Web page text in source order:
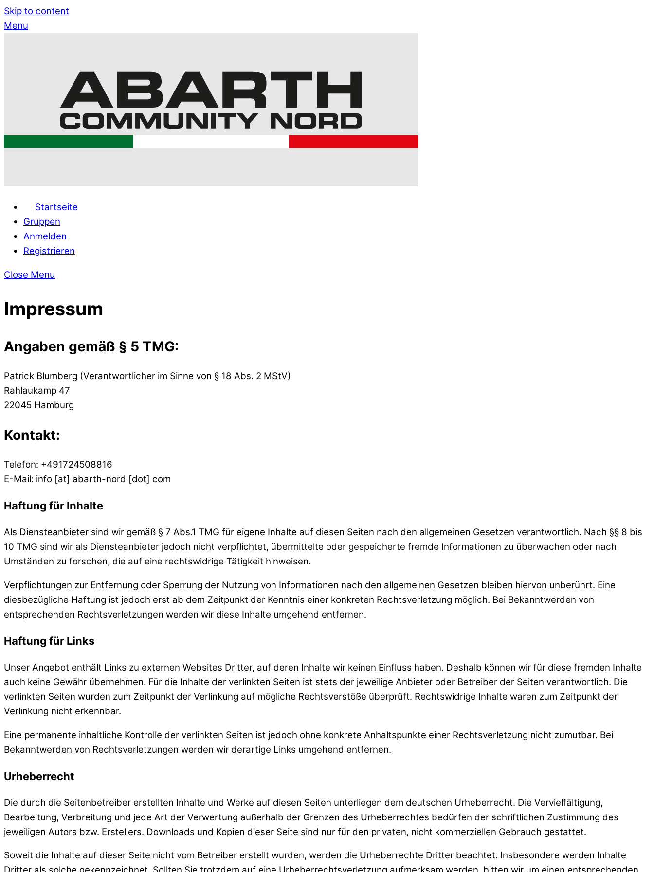
Skip to content
Menu
Startseite
Gruppen
Anmelden
Registrieren
Close Menu
Impressum
Angaben gemäß § 5 TMG:
Patrick Blumberg (Verantwortlicher im Sinne von § 18 Abs. 2 MStV)
Rahlaukamp 47
22045 Hamburg
Kontakt:
Telefon: +491724508816
E-Mail: info [at] abarth-nord [dot] com
Haftung für Inhalte
Als Diensteanbieter sind wir gemäß § 7 Abs.1 TMG für eigene Inhalte auf diesen Seiten nach den allgemeinen Gesetzen verantwortlich. Nach §§ 8 bis
10 TMG sind wir als Diensteanbieter jedoch nicht verpflichtet, übermittelte oder gespeicherte fremde Informationen zu überwachen oder nach
Umständen zu forschen, die auf eine rechtswidrige Tätigkeit hinweisen.
Verpflichtungen zur Entfernung oder Sperrung der Nutzung von Informationen nach den allgemeinen Gesetzen bleiben hiervon unberührt. Eine
diesbezügliche Haftung ist jedoch erst ab dem Zeitpunkt der Kenntnis einer konkreten Rechtsverletzung möglich. Bei Bekanntwerden von
entsprechenden Rechtsverletzungen werden wir diese Inhalte umgehend entfernen.
Haftung für Links
Unser Angebot enthält Links zu externen Websites Dritter, auf deren Inhalte wir keinen Einfluss haben. Deshalb können wir für diese fremden Inhalte
auch keine Gewähr übernehmen. Für die Inhalte der verlinkten Seiten ist stets der jeweilige Anbieter oder Betreiber der Seiten verantwortlich. Die
verlinkten Seiten wurden zum Zeitpunkt der Verlinkung auf mögliche Rechtsverstöße überprüft. Rechtswidrige Inhalte waren zum Zeitpunkt der
Verlinkung nicht erkennbar.
Eine permanente inhaltliche Kontrolle der verlinkten Seiten ist jedoch ohne konkrete Anhaltspunkte einer Rechtsverletzung nicht zumutbar. Bei
Bekanntwerden von Rechtsverletzungen werden wir derartige Links umgehend entfernen.
Urheberrecht
Die durch die Seitenbetreiber erstellten Inhalte und Werke auf diesen Seiten unterliegen dem deutschen Urheberrecht. Die Vervielfältigung,
Bearbeitung, Verbreitung und jede Art der Verwertung außerhalb der Grenzen des Urheberrechtes bedürfen der schriftlichen Zustimmung des
jeweiligen Autors bzw. Erstellers. Downloads und Kopien dieser Seite sind nur für den privaten, nicht kommerziellen Gebrauch gestattet.
Soweit die Inhalte auf dieser Seite nicht vom Betreiber erstellt wurden, werden die Urheberrechte Dritter beachtet. Insbesondere werden Inhalte